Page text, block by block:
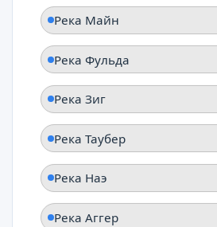
Река Майн
Река Фульда
Река Зиг
Река Таубер
Река Наэ
Река Аггер